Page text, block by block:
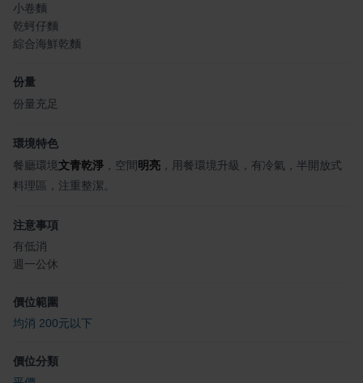
小卷麵
乾蚵仔麵
綜合海鮮乾麵
份量
份量充足
環境特色
餐廳環境文青乾淨 ，空間明亮 ，用餐環境升級，有冷氣，半開放式
料理區，注重整潔。
注意事項
有低消
週一公休
價位範圍
均消 200元以下
價位分類